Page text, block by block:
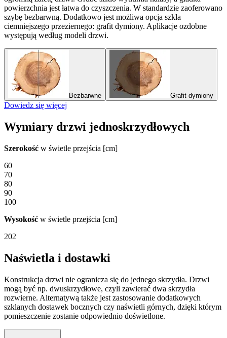
powierzchnia jest łatwa do czyszczenia. W standardzie zaoferowano
szybę bezbarwną. Dodatkowo jest możliwa opcja szkła
ciemniejszego przeziernego: grafit dymiony. Aplikacje ozdobne
występują według modeli drzwi.
Bezbarwne Grafit dymiony
Dowiedz się więcej
Wymiary drzwi jednoskrzydłowych
Szerokość w świetle przejścia [cm]
60
70
80
90
100
Wysokość w świetle przejścia [cm]
202
Naświetla i dostawki
Konstrukcja drzwi nie ogranicza się do jednego skrzydła. Drzwi
mogą być np. dwuskrzydłowe, czyli zawierać dwa skrzydła
rozwierne. Alternatywą także jest zastosowanie dodatkowych
szklanych dostawek bocznych czy naświetli górnych, dzięki którym
pomieszczenie zostanie odpowiednio doświetlone.